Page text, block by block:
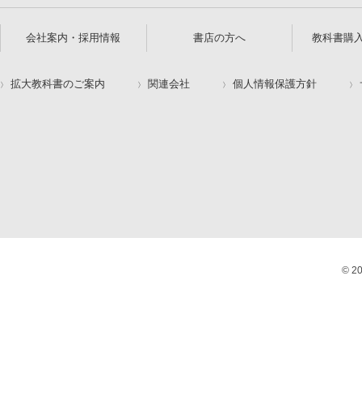
会社案内・採用情報 書店の方へ 教科書購
拡大教科書のご案内 関連会社 個人情報保護方針
©